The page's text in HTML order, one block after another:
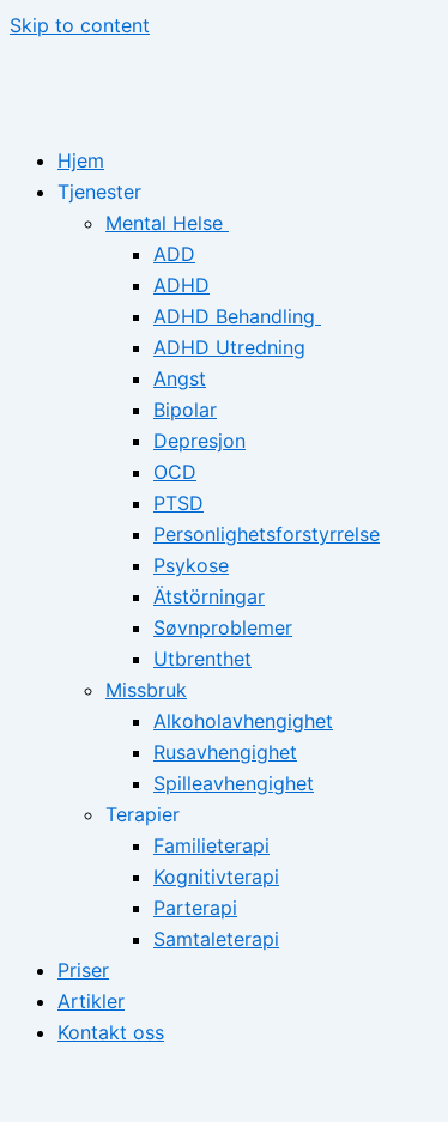
Skip to content
Hjem
Tjenester
Mental Helse
ADD
ADHD
ADHD Behandling
ADHD Utredning
Angst
Bipolar
Depresjon
OCD
PTSD
Personlighetsforstyrrelse
Psykose
Ätstörningar
Søvnproblemer
Utbrenthet
Missbruk
Alkoholavhengighet
Rusavhengighet
Spilleavhengighet
Terapier
Familieterapi
Kognitivterapi
Parterapi
Samtaleterapi
Priser
Artikler
Kontakt oss